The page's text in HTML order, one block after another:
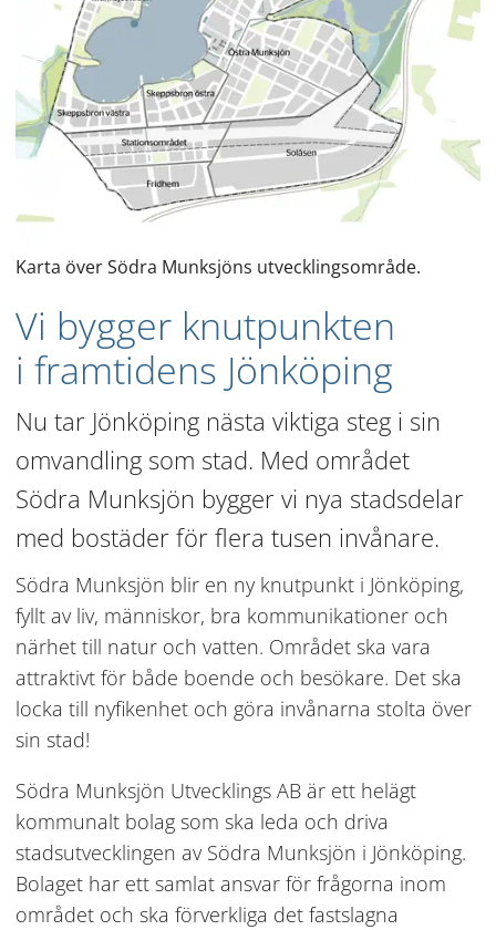
Karta över Södra Munksjöns utvecklingsområde.
Vi bygger knutpunkten
i framtidens Jönköping
Nu tar Jönköping nästa viktiga steg i sin
omvandling som stad. Med området
Södra Munksjön bygger vi nya stadsdelar
med bostäder för flera tusen invånare.
Södra Munksjön blir en ny knutpunkt i Jönköping,
fyllt av liv, människor, bra kommunikationer och
närhet till natur och vatten. Området ska vara
attraktivt för både boende och besökare. Det ska
locka till nyfikenhet och göra invånarna stolta över
sin stad!
Södra Munksjön Utvecklings AB är ett helägt
kommunalt bolag som ska leda och driva
stadsutvecklingen av Södra Munksjön i Jönköping.
Bolaget har ett samlat ansvar för frågorna inom
området och ska förverkliga det fastslagna